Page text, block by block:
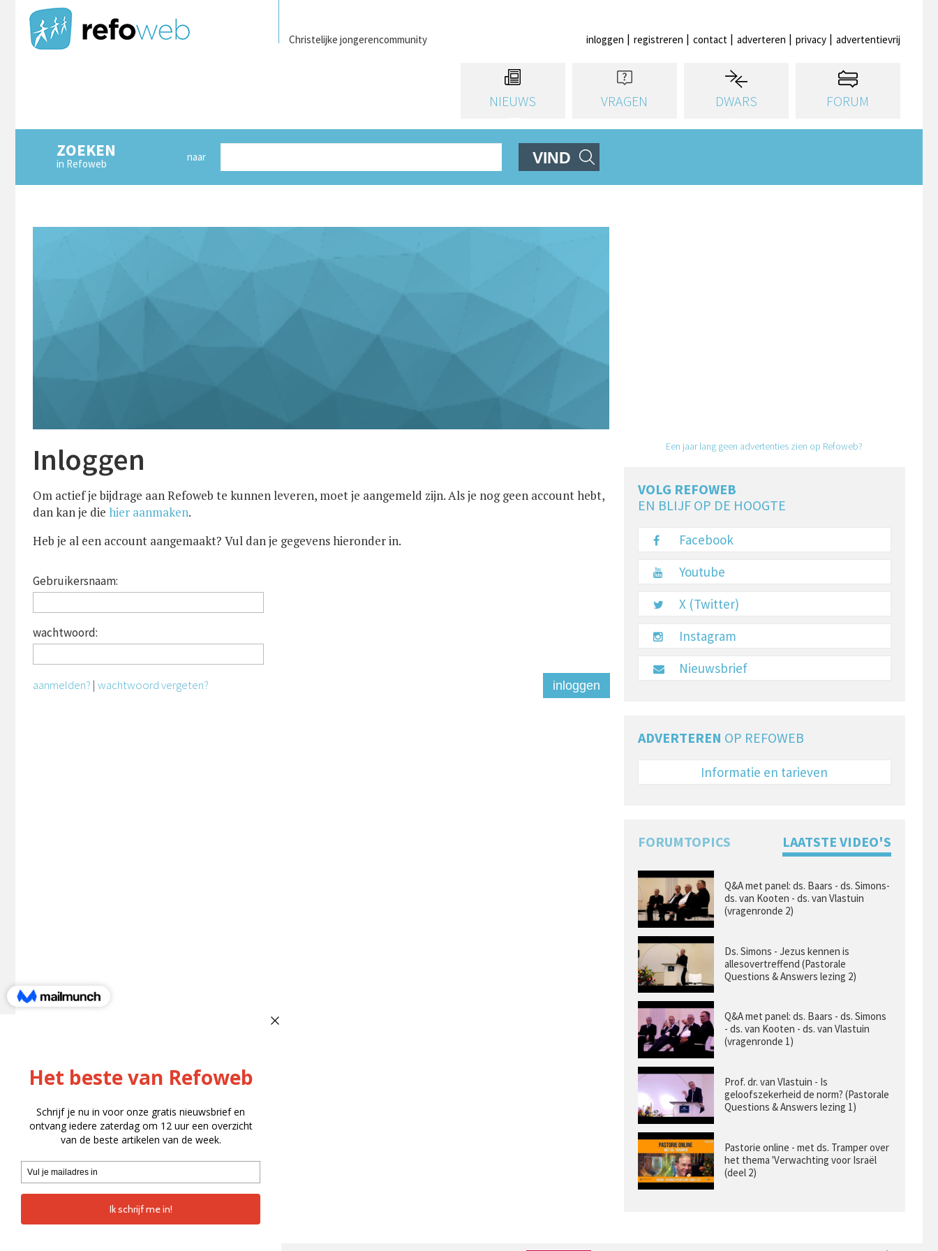
Christelijke jongerencommunity inloggen registreren contact adverteren privacy advertentievrij
NIEUWS VRAGEN DWARS FORUM
ZOEKEN
in Refoweb
naar VIND
Inloggen
Om actief je bijdrage aan Refoweb te kunnen leveren, moet je aangemeld zijn. Als je nog geen account hebt,
dan kan je die hier aanmaken.
Heb je al een account aangemaakt? Vul dan je gegevens hieronder in.
Gebruikersnaam:
wachtwoord:
aanmelden? | wachtwoord vergeten? inloggen
Een jaar lang geen advertenties zien op Refoweb?
VOLG REFOWEB
EN BLIJF OP DE HOOGTE
Facebook
Youtube
X (Twitter)
Instagram
Nieuwsbrief
ADVERTEREN OP REFOWEB
Informatie en tarieven
FORUMTOPICS LAATSTE VIDEO'S
Q&A met panel: ds. Baars - ds. Simons-
ds. van Kooten - ds. van Vlastuin
(vragenronde 2)
Ds. Simons - Jezus kennen is
allesovertreffend (Pastorale
Questions & Answers lezing 2)
Q&A met panel: ds. Baars - ds. Simons
- ds. van Kooten - ds. van Vlastuin
(vragenronde 1)
Prof. dr. van Vlastuin - Is
geloofszekerheid de norm? (Pastorale
Questions & Answers lezing 1)
Pastorie online - met ds. Tramper over
het thema 'Verwachting voor Israël
(deel 2)